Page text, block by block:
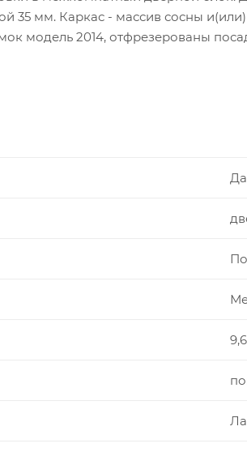
35 мм. Каркас - массив сосны
модель 2014, отфрезерованы
Да